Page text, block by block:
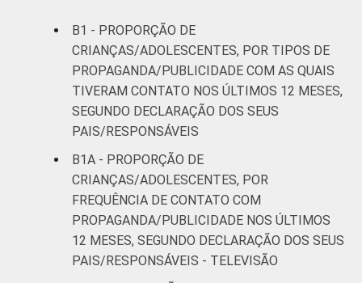
mais
FAIXA ETÁRIA
DA CRIANÇA
OU DO
ADOLESCENTE
De 9 a 10
anos
30 35
De 11 a 12
De 13 a 14
anos
De 15 a 17
anos
35
B1 - PROPORÇÃO DE
CRIANÇAS/ADOLESCENTES, POR TIPOS DE
PROPAGANDA/PUBLICIDADE COM AS QUAIS
TIVERAM CONTATO NOS ÚLTIMOS 12 MESES,
SEGUNDO DECLARAÇÃO DOS SEUS
PAIS/RESPONSÁVEIS
B1A - PROPORÇÃO DE
CRIANÇAS/ADOLESCENTES, POR
FREQUÊNCIA DE CONTATO COM
PROPAGANDA/PUBLICIDADE NOS ÚLTIMOS
12 MESES, SEGUNDO DECLARAÇÃO DOS SEUS
PAIS/RESPONSÁVEIS - TELEVISÃO